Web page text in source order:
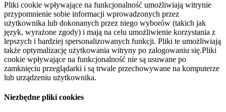
Pliki cookie wpływające na funkcjonalność umożliwiają witrynie
przypomnienie sobie informacji wprowadzonych przez
użytkownika lub dokonanych przez niego wyborów (takich jak
język, wyrażone zgody) i mają na celu umożliwienie korzystania z
lepszych i bardziej spersonalizowanych funkcji. Pliki te umożliwiają
także optymalizację użytkowania witryny po zalogowaniu się.Pliki
cookie wpływające na funkcjonalność nie są usuwane po
zamknięciu przeglądarki i są trwale przechowywane na komputerze
lub urządzeniu użytkownika.
Niezbędne pliki cookies